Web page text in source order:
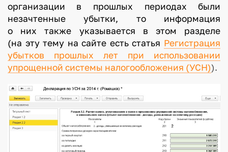
организации в прошлых периодах были
незачтенные убытки, то информация
о них также указывается в этом разделе
(на эту тему на сайте есть статья Регистрация
убытков прошлых лет при использовании
упрощенной системы налогообложения (УСН)).